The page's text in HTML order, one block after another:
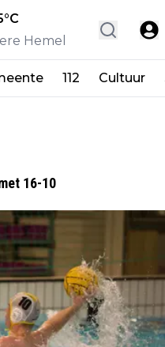
°C
Hemel
112 Cultuur
16-10